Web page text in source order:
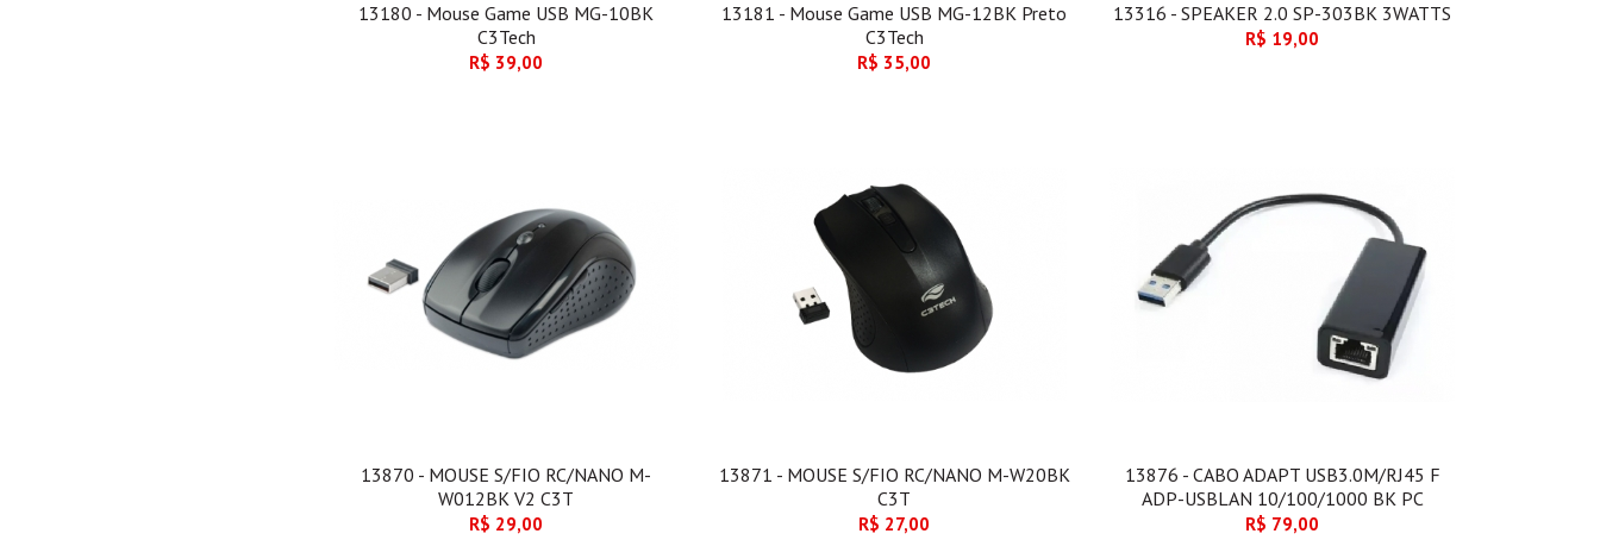
13180 - Mouse Game USB MG-10BK
C3Tech
R$ 39,00
13181 - Mouse Game USB MG-12BK Preto
C3Tech
R$ 35,00
13316 - SPEAKER 2.0 SP-303BK 3WATTS
R$ 19,00
13870 - MOUSE S/FIO RC/NANO M-
W012BK V2 C3T
R$ 29,00
13871 - MOUSE S/FIO RC/NANO M-W20BK
C3T
R$ 27,00
13876 - CABO ADAPT USB3.0M/RJ45 F
ADP-USBLAN 10/100/1000 BK PC
R$ 79,00